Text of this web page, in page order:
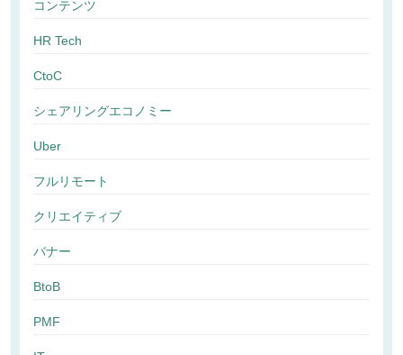
コンテンツ
HR Tech
CtoC
シェアリングエコノミー
Uber
フルリモート
クリエイティブ
バナー
BtoB
PMF